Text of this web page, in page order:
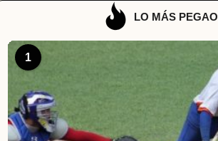
LO MÁS PEGAO
1